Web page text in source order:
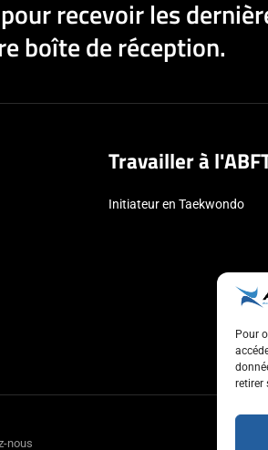
Pour
retirer
recevoir les
boîte de réception.
Travailler à
Initiateur en Taekwondo
nous